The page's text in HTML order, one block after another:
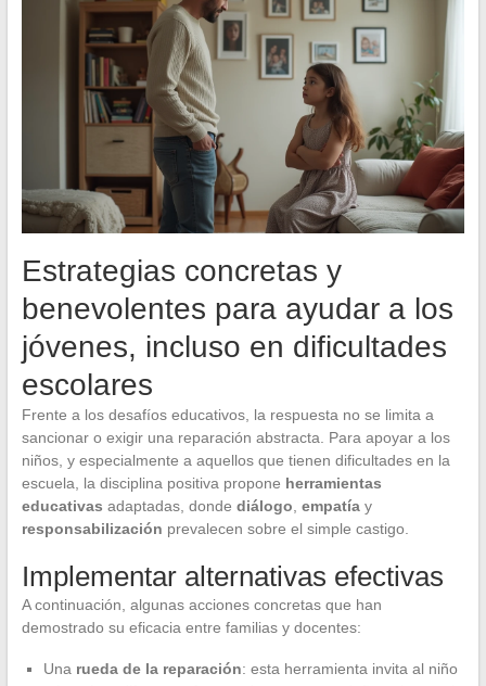
Estrategias concretas y
benevolentes para ayudar a los
jóvenes, incluso en dificultades
escolares
Frente a los desafíos educativos, la respuesta no se limita a
sancionar o exigir una reparación abstracta. Para apoyar a los
niños, y especialmente a aquellos que tienen dificultades en la
escuela, la disciplina positiva propone herramientas
educativas adaptadas, donde diálogo empatíay
responsabilización prevalecen sobre el simple castigo.
Implementar alternativas efectivas
A continuación, algunas acciones concretas que han
demostrado su eficacia entre familias y docentes:
Una rueda de la reparación: esta herramienta invita al niño